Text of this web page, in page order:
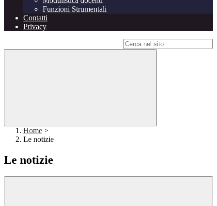
Funzioni Strumentali
Contatti
Privacy
Home >
Le notizie
Le notizie